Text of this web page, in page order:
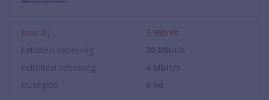
Havi díj 3 995 Ft
Letöltési sebesség
20 Mbit/s
Feltöltési sebesség
4 Mbit/s
Hűségidő
6 hó